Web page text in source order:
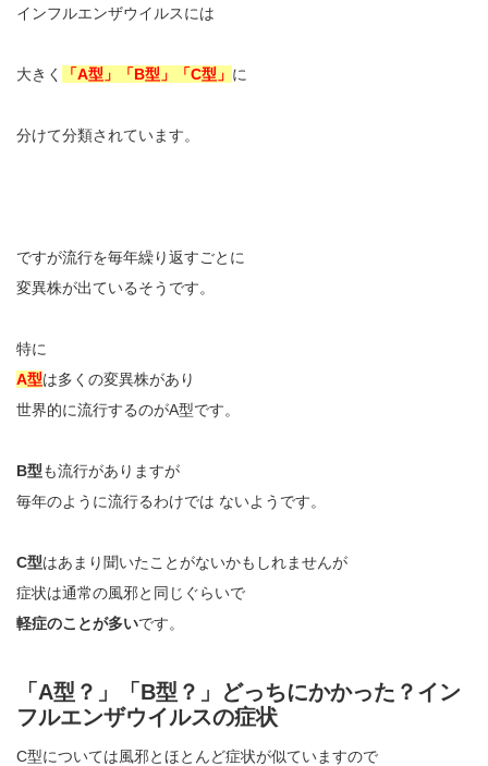
インフルエンザウイルスには
大きく 「A型」「B型」「C型」 に
分けて分類されています。
ですが流行を毎年繰り返すごとに
変異株が出ているそうです。
特に
A型は多くの変異株があり
世界的に流行するのがA型です。
B型も流行がありますが
毎年のように流行るわけでは ないようです。
C型はあまり聞いたことがないかもしれませんが
症状は通常の風邪と同じぐらいで
軽症のことが多いです。
「A型？」「B型？」どっちにかかった？イン
フルエンザウイルスの症状
C型については風邪とほとんど症状が似ていますので